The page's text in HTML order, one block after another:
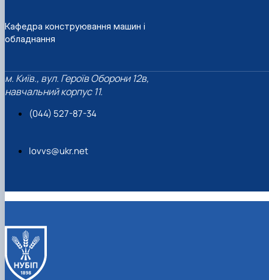
Кафедра конструювання машин і
обладнання
м. Київ., вул. Героїв Оборони 12в,
навчальний корпус 11.
(044) 527-87-34
lovvs@ukr.net